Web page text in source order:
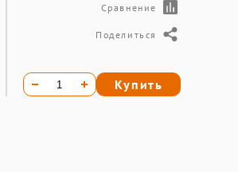
Сравнение
Поделиться
Купить